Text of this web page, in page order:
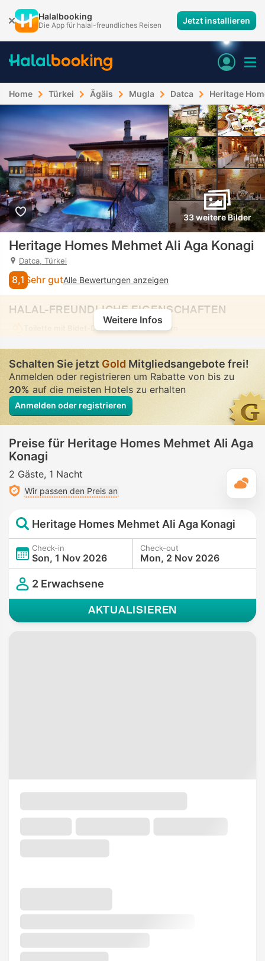
Halalbooking
Die App für halal-freundliches Reisen Jetzt installieren
Home Türkei Ägäis Mugla Datca Heritage
33 weitere Bilder
Heritage Homes Mehmet Ali Aga Konagi
Datca, Türkei
8,1 Sehr gutAlle Bewertungen anzeigen
HALAL-FREUNDLICHE EIGENSCHAFTEN
Toilette mit Bidet-Düse • In allen Zimmern
Weitere Infos
Schalten Sie jetztGold Mitgliedsangebote frei!
Anmelden oder registrieren um Rabatte von bis zu
20%auf die meisten Hotels zu erhalten
Anmelden oder registrieren
Preise für Heritage Homes Mehmet Ali Aga
Konagi
2 Gäste 1 Nacht
Wir passen den Preis an
Heritage Homes Mehmet Ali Aga Konagi
Check-in
Son, 1 Nov 2026
Check-out
Mon, 2 Nov 2026
2 Erwachsene
AKTUALISIEREN